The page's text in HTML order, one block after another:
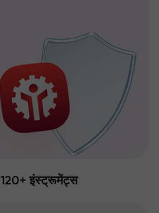
120+ इंस्ट्रूमेंट्स